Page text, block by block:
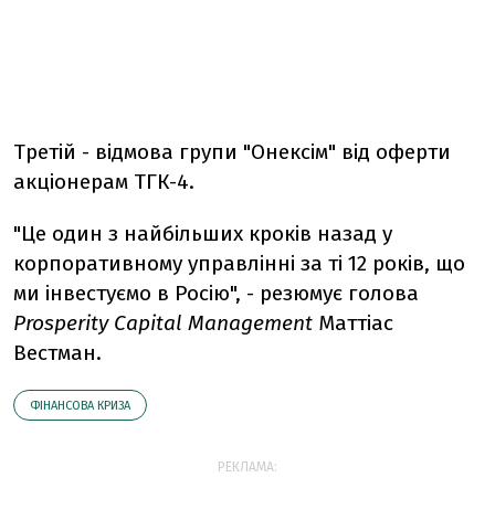
Третій - відмова групи "Онексім" від оферти
акціонерам ТГК-4.
"Це один з найбільших кроків назад у
корпоративному управлінні за ті 12 років, що
ми інвестуємо в Росію", - резюмує голова
Prosperity Capital Management Маттіас
Вестман.
ФІНАНСОВА КРИЗА
РЕКЛАМА: